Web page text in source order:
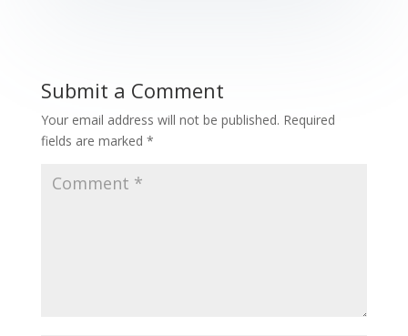
Submit a Comment
Your email address will not be published. Required
fields are marked *